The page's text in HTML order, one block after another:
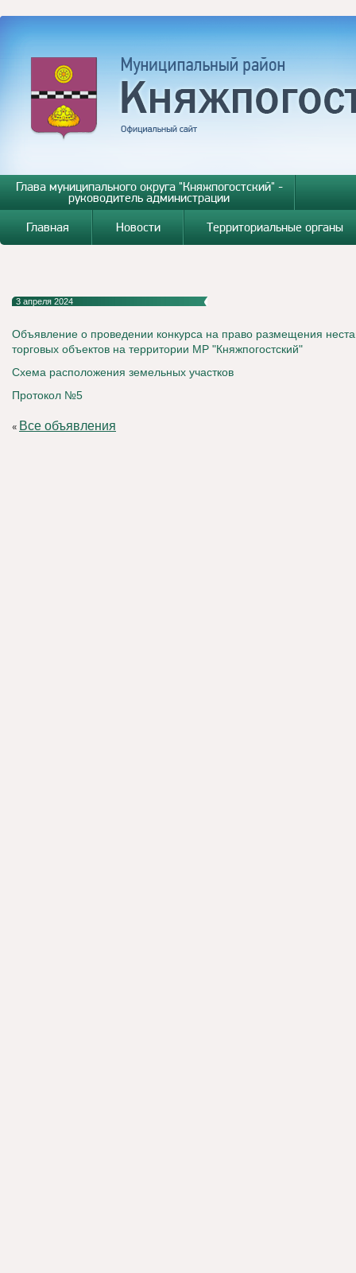
Глава муниципального округа "Княжпогостский" -
руководитель администрации
Главная
Новости Территориальные органы
3 апреля 2024
Объявление о проведении конкурса на право размещения
торговых объектов на территории МР "Княжпогостский"
Схема расположения земельных участков
Протокол №5
« Все объявления